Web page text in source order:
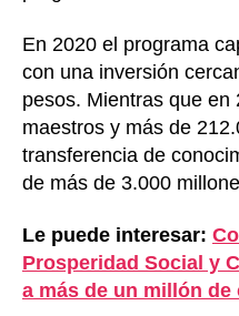
En 2020 el programa
con una inversión
pesos. Mientras que en
maestros y más de
transferencia de
de más de 3.000
Le puede interesar:
Prosperidad Social y
a más de un millón